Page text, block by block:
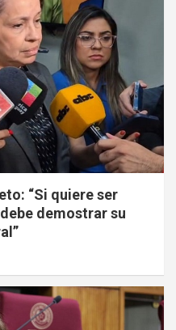
“Si quiere ser
demostrar su